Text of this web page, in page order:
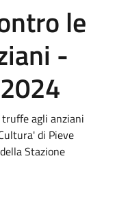
le
-
agli anziani
di Pieve
Stazione